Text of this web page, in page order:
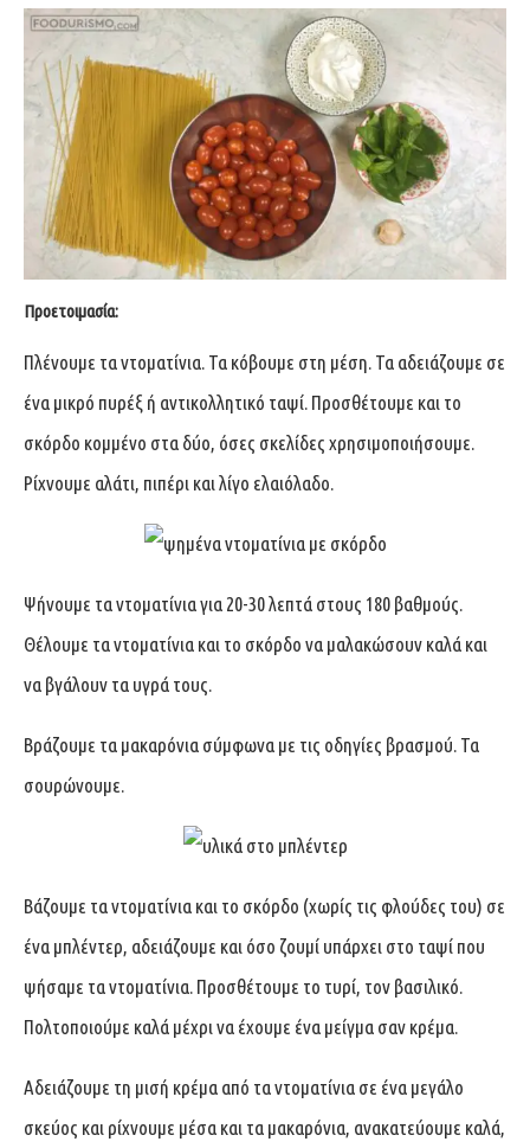
Προετοιμασία:
Πλένουμε τα ντοματίνια. Τα κόβουμε στη μέση. Τα αδειάζουμε σε
ένα μικρό πυρέξ ή αντικολλητικό ταψί. Προσθέτουμε και το
σκόρδο κομμένο στα δύο, όσες σκελίδες χρησιμοποιήσουμε.
Ρίχνουμε αλάτι, πιπέρι και λίγο ελαιόλαδο.
Ψήνουμε τα ντοματίνια για 20-30 λεπτά στους 180 βαθμούς.
Θέλουμε τα ντοματίνια και το σκόρδο να μαλακώσουν καλά και
να βγάλουν τα υγρά τους.
Βράζουμε τα μακαρόνια σύμφωνα με τις οδηγίες βρασμού. Τα
σουρώνουμε.
Βάζουμε τα ντοματίνια και το σκόρδο (χωρίς τις φλούδες του) σε
ένα μπλέντερ, αδειάζουμε και όσο ζουμί υπάρχει στο ταψί που
ψήσαμε τα ντοματίνια. Προσθέτουμε το τυρί, τον βασιλικό.
Πολτοποιούμε καλά μέχρι να έχουμε ένα μείγμα σαν κρέμα.
Αδειάζουμε τη μισή κρέμα από τα ντοματίνια σε ένα μεγάλο
σκεύος και ρίχνουμε μέσα και τα μακαρόνια, ανακατεύουμε καλά,